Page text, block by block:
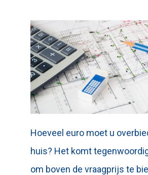
Hoeveel euro moet u
huis? Het komt
om boven de vraagprijs te